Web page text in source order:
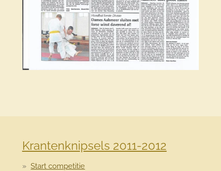
Krantenknipsels 2011-2012
Start competitie